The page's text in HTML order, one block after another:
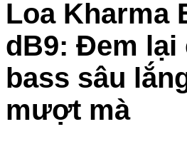
Loa Kharma
dB9: Đem lại
bass sâu
mượt mà